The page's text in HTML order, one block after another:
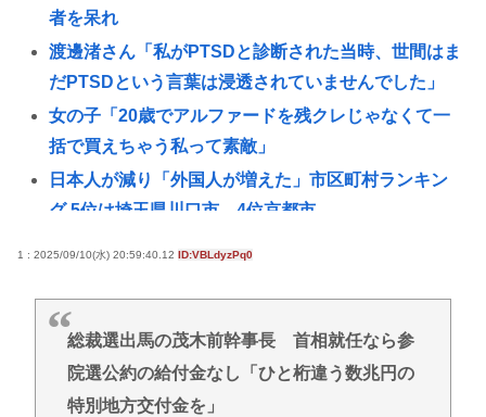
者を呆れ
渡邊渚さん「私がPTSDと診断された当時、世間はま
だPTSDという言葉は浸透されていませんでした」
女の子「20歳でアルファードを残クレじゃなくて一
括で買えちゃう私って素敵」
日本人が減り「外国人が増えた」市区町村ランキン
グ 5位は埼玉県川口市、4位京都市
おぎやはぎ嘆く パーカー、ハーフパンツに続きボデ
ィーバッグも”ダサい”論争に「なんでおじさんだけ
言われるの？」
江別大学生暴行死 “主犯格”の特定少年・川口侑斗被
1 : 2025/09/10(水) 20:59:40.12 ID:VBLdyzPq0
総裁選出馬の茂木前幹事長 首相就任なら参
院選公約の給付金なし「ひと桁違う数兆円の
特別地方交付金を」